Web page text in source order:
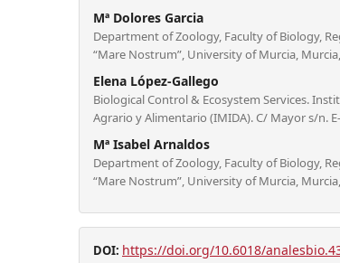
Mª Dolores Garcia
Department of Zoology, Faculty of Biology,
“Mare Nostrum”, University of Murcia,
Elena López-Gallego
Biological Control & Ecosystem Services.
Agrario y Alimentario (IMIDA). C/ Mayor s/n.
Mª Isabel Arnaldos
Department of Zoology, Faculty of Biology,
“Mare Nostrum”, University of Murcia,
DOI: https://doi.org/10.6018/